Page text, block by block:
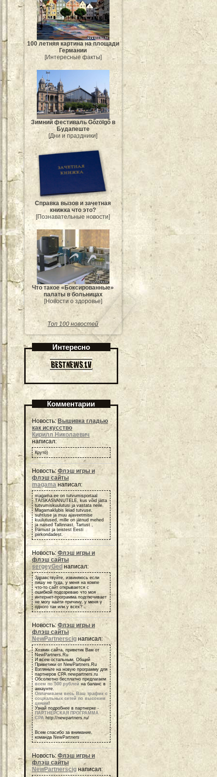
100 летняя картина на площади
Германии
[Интересные факты]
Зимний фестиваль Gőzölgő в
Будапеште
[Дни и праздники]
Справка вызов и зачетная
книжка что это?
[Познавательные новости]
Что такое «Боксированные»
палаты в больницах
[Новости о здоровье]
Топ 100 новостей
Интересно
Комментарии
Новость:Вышивка гладью
как искусство
Кирилл Николаевич
написал:
Круто)
Новость: Флэш игры и
флэш сайты
magama написал:
magama.ee on tutvumisportaal
TÄISKASVANUTELE, kus võid jätta
tutvumiskuulutusi ja vastata neile.
Magamaklubis leiad tutvuse,
suhtluse ja muu ajaveetmise
kuulutused, mille on jätnud mehed
ja naised Tallinnast, Tartust ,
Pärnust ja teistest Eesti
piirkondadest.
Новость: Флэш игры и
флэш сайты
sergeyGed написал:
Здравствуйте, извиняюсь если
пишу не туда, у меня на компе
что-то сайт открывается с
ошибкой подозреваю что моя
интернет-программа подглючивает
не могу найти причину, у меня у
одного так или у всех?
Новость: Флэш игры и
флэш сайты
NewPartnerscig написал:
Хозяин сайта, приветик Вам от
NewPartners.Ru
И всем остальным, Общий
Приветики от NewPartners.Ru
Взгляньте на новую программу для
партнеров СРА newpartners.ru
Обсолютно бесплатно предлагаем
всем по 500 рублей на баланс в
аккаунте.
Оплачиваем весь Ваш трафик с
социальных сетей по высоким
ценам!
Узнай подробнее в партнерке -
ПАРТНЕРСКАЯ ПРОГРАММА
СРА http://newpartners.ru/
Всем спасибо за внимание,
команда NewPartners
Новость: Флэш игры и
флэш сайты
NewPartnerscig написал: